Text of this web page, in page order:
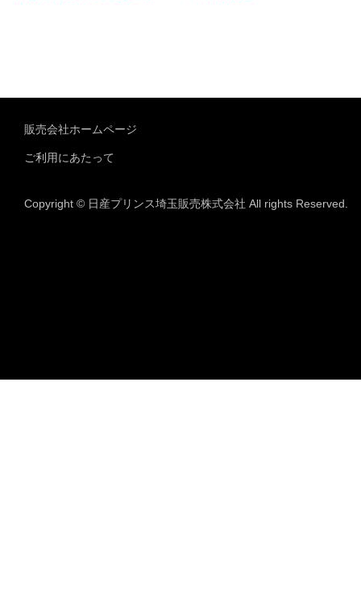
販売会社ホームページ
ご利用にあたって
Copyright © 日産プリンス埼玉販売株式会社 All rights Reserved.